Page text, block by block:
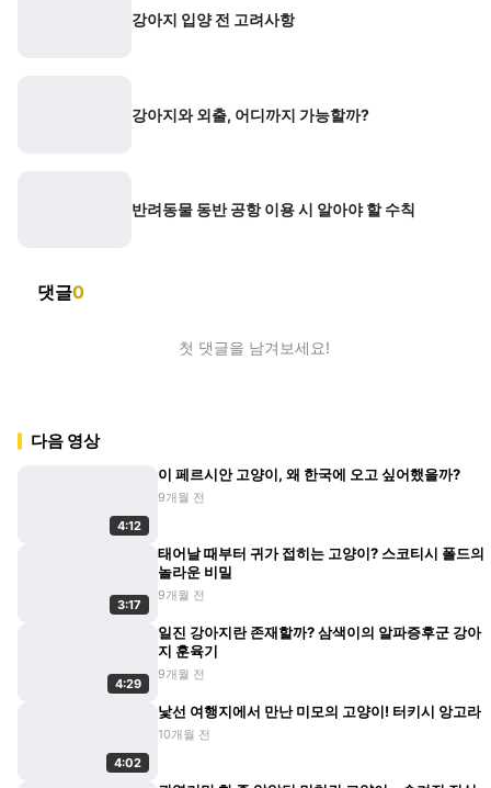
강아지 입양 전 고려사항
강아지와 외출, 어디까지 가능할까?
반려동물 동반 공항 이용 시 알아야 할 수칙
댓글0
첫 댓글을 남겨보세요!
다음 영상
4:12
이 페르시안 고양이, 왜 한국에 오고 싶어했을까?
9개월 전
3:17
태어날 때부터 귀가 접히는 고양이? 스코티시 폴드의
놀라운 비밀
9개월 전
4:29
일진 강아지란 존재할까? 삼색이의 알파증후군 강아
지 훈육기
9개월 전
4:02
낯선 여행지에서 만난 미모의 고양이! 터키시 앙고라
10개월 전